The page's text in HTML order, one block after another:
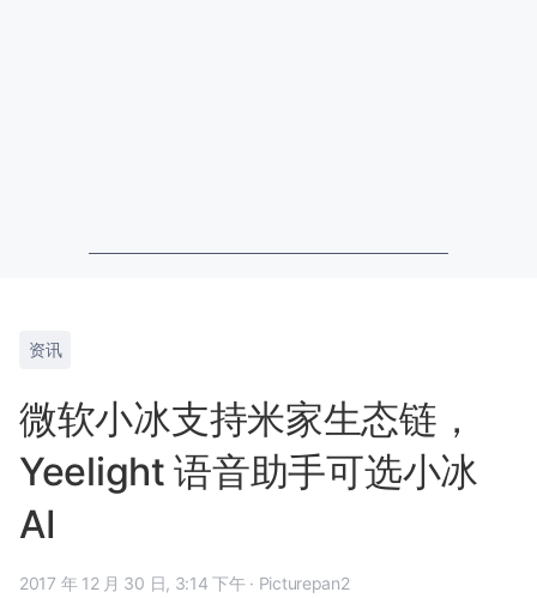
资讯
微软小冰支持米家生态链，
Yeelight 语音助手可选小冰
AI
2017 年 12 月 30 日, 3:14 下午 · Picturepan2